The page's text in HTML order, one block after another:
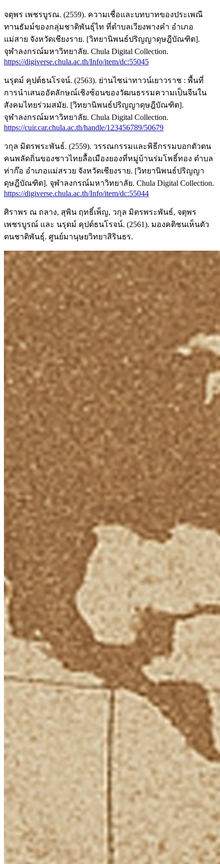
จตุพร เพชรบูรณ. (2559). ความเชื่อและบทบาทของประเพณี
ทานธัมม์ของกลุ่มชาติพันธุ์ไท ที่ตำบลเวียงพางคำ อำเภอ
แม่สาย จังหวัดเชียงราย. [วิทยานิพนธ์ปริญญาดุษฎีบัณฑิต].
จุฬาลงกรณ์มหาวิทยาลัย. Chula Digital Collection.
https://digiverse.chula.ac.th/Info/item/dc:55045
นรุตม์ คุปต์ธนโรจน์. (2563). ย่านไชน่าทาวน์เยาวราช : พื้นที่
การนำเสนออัตลักษณ์เชิงซ้อนของวัฒนธรรมความเป็นจีนใน
สังคมไทยร่วมสมัย. [วิทยานิพนธ์ปริญญาดุษฎีบัณฑิต].
จุฬาลงกรณ์มหาวิทยาลัย. Chula Digital Collection.
https://cuir.car.chula.ac.th/handle/123456789/50679
วกุล มิตรพระพันธ์. (2559). วรรณกรรมและพิธีกรรมบอกตัวตน
คนพลัดถิ่นของชาวไทยลื้อเมืองยองที่หมู่บ้านร่มโพธิ์ทอง ตำบล
ท่าก๊อ อำเภอแม่สรวย จังหวัดเชียงราย. [วิทยานิพนธ์ปริญญา
ดุษฎีบัณฑิต]. จุฬาลงกรณ์มหาวิทยาลัย. Chula Digital Collection.
https://digiverse.chula.ac.th/Info/item/dc:55044
ศิราพร ณ ถลาง, สุพิน ฤทธิ์เพ็ญ, วกุล มิตรพระพันธ์, จตุพร
เพชรบูรณ์ และ นรุตม์ คุปต์ธนโรจน์. (2561). มองคติชนเห็นตัว
ตนชาติพันธุ์. ศูนย์มานุษยวิทยาสิรินธร.